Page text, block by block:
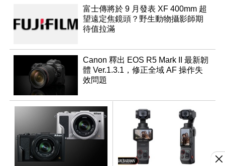
富士傳將於 9 月發表 XF 400mm 超
望遠定焦鏡頭？野生動物攝影師期
待值拉滿
Canon 釋出 EOS R5 Mark II 最新韌
體 Ver.1.3.1，修正全域 AF 操作失
效問題